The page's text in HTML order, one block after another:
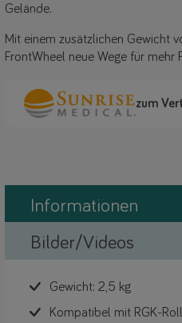
Gelände.
Mit einem zusätzlichen Gewicht
FrontWheel neue Wege für mehr
zum
Informationen
Bilder/Videos
Gewicht: 2,5 kg
Kompatibel mit RGK-